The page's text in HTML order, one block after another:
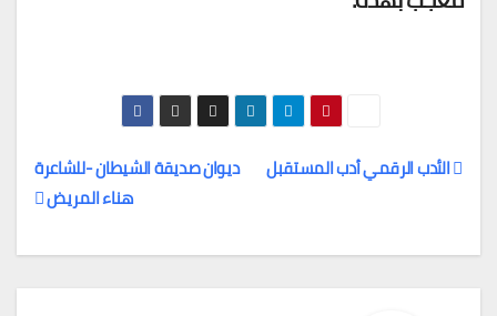
المقالات
ديوان صديقة الشيطان -للشاعرة
هناء المريض
الأدب الرقمي أدب المستقبل